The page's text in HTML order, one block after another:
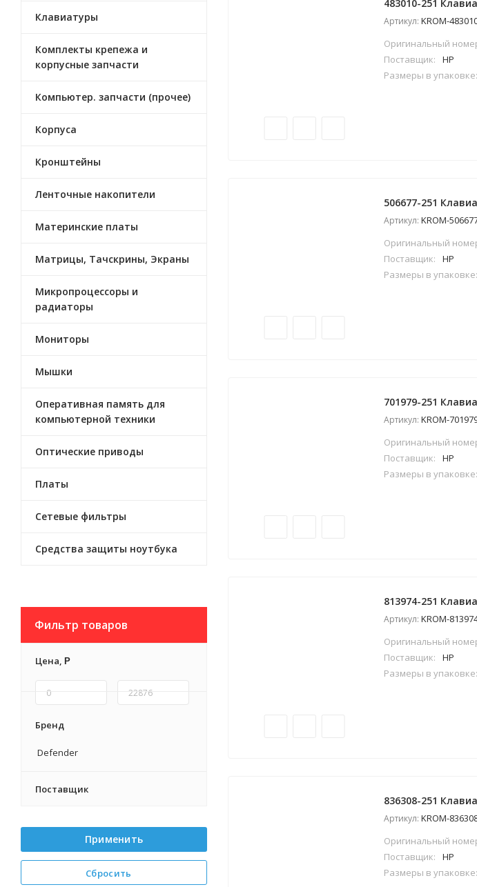
Клавиатуры
Комплекты крепежа и
корпусные запчасти
Компьютер. запчасти (прочее)
Корпуса
Кронштейны
Ленточные накопители
Материнские платы
Матрицы, Тачскрины, Экраны
Микропроцессоры и
радиаторы
Мониторы
Мышки
Оперативная память для
компьютерной техники
Оптические приводы
Платы
Сетевые фильтры
Средства защиты ноутбука
Фильтр товаров
Цена, Р
Бренд
Defender
Поставщик
Применить
Сбросить
483010-251
Артикул: KROM-
Оригинальный
Поставщик:
HP
Размеры в упаковке:
506677-251
Артикул: KROM-
Оригинальный
Поставщик:
HP
Размеры в упаковке:
701979-251
Артикул: KROM-
Оригинальный
Поставщик:
HP
Размеры в упаковке:
813974-251
Артикул: KROM-
Оригинальный
Поставщик:
HP
Размеры в упаковке:
836308-251
Артикул: KROM-
Оригинальный
Поставщик:
HP
Размеры в упаковке: